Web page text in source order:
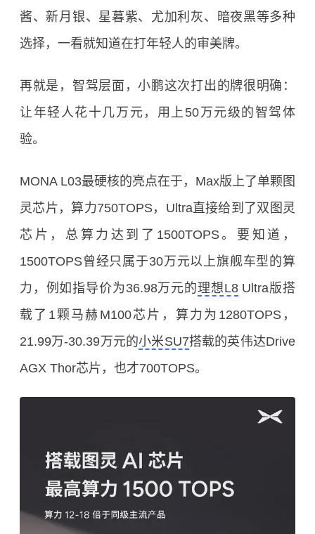
酱、新月银、星暮紫、尤加利灰、暗夜黑等多种
选择，一看就知道在打年轻人的审美牌。
再就是，智驾层面，小鹏这次打出的牌很明确：
让年轻人花十几万元，用上50万元级的智驾体
验。
MONA L03最硬核的亮点在于，Max版上了单颗图
灵芯片，算力750TOPS，Ultra直接给到了双图灵
芯片，总算力达到了1500TOPS。要知道，
1500TOPS曾经只属于30万元以上旗舰车型的算
力，例如指导价为36.98万元的理想L8Ultra版搭
载了1颗马赫M100芯片，算力为1280TOPS，
21.99万-30.39万元的小米SU7搭载的英伟达Drive
AGX Thor芯片，也才700TOPS。